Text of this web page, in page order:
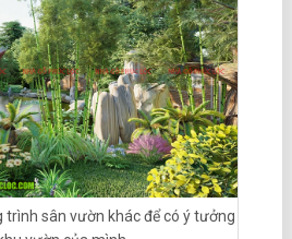
trình sân vườn khác để có ý tưởng